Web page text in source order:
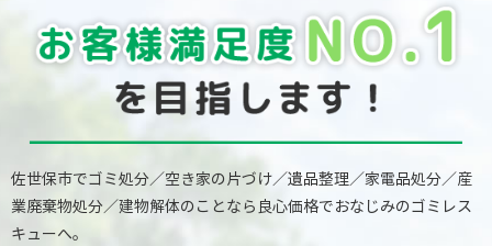
佐世保市でゴミ処分／空き家の片づけ／遺品整理／家電品処分／産
業廃棄物処分／建物解体のことなら良心価格でおなじみのゴミレス
キューへ。